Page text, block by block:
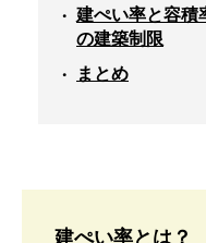
建ぺい率と容積
の建築制限
まとめ
建ぺい率とは？